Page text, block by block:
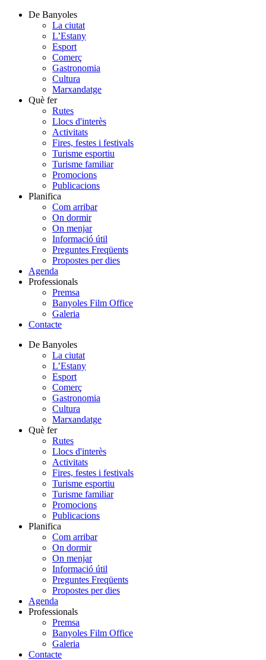
De Banyoles
La ciutat
L’Estany
Esport
Comerç
Gastronomia
Cultura
Marxandatge
Què fer
Rutes
Llocs d'interès
Activitats
Fires, festes i festivals
Turisme esportiu
Turisme familiar
Promocions
Publicacions
Planifica
Com arribar
On dormir
On menjar
Informació útil
Preguntes Freqüents
Propostes per dies
Agenda
Professionals
Premsa
Banyoles Film Office
Galeria
Contacte
De Banyoles
La ciutat
L’Estany
Esport
Comerç
Gastronomia
Cultura
Marxandatge
Què fer
Rutes
Llocs d'interès
Activitats
Fires, festes i festivals
Turisme esportiu
Turisme familiar
Promocions
Publicacions
Planifica
Com arribar
On dormir
On menjar
Informació útil
Preguntes Freqüents
Propostes per dies
Agenda
Professionals
Premsa
Banyoles Film Office
Galeria
Contacte